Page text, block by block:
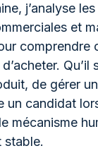
j’analyse
et
comprendre
Qu’il
de gérer
un candidat
mécanisme
stable.